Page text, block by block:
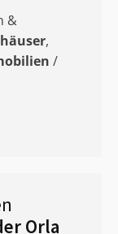
&
,
/
Orla